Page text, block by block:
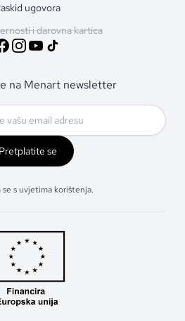
ugovora
i darovna kartica
na Menart newsletter
Pretplatite se
se s uvjetima korištenja.